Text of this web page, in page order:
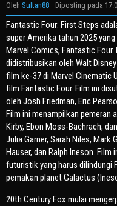
Oleh Sultan88 Diposting pada
Fantastic Four: First Steps
super Amerika tahun 2025
Marvel Comics, Fantastic
didistribusikan oleh Walt
film ke-37 di Marvel Cinematic
film Fantastic Four. Film ini
oleh Josh Friedman, Eric
Film ini menampilkan pemeran
Kirby, Ebon Moss-Bachrach,
Julia Garner, Sarah Niles, Mark
Hauser, dan Ralph Ineson.
futuristik yang harus dilindungi
pemakan planet Galactus
20th Century Fox mulai